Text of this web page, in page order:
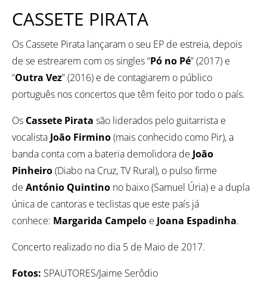
CASSETE PIRATA
Os Cassete Pirata lançaram o seu EP de estreia, depois
de se estrearem com os singles “Pó no Pé” (2017) e
“Outra Vez” (2016) e de contagiarem o público
português nos concertos que têm feito por todo o país.
Os Cassete Pirata são liderados pelo guitarrista e
vocalista João Firmino(mais conhecido como Pir), a
banda conta com a bateria demolidora de João
Pinheiro(Diabo na Cruz, TV Rural), o pulso firme
de António Quintino no baixo (Samuel Úria) e a dupla
única de cantoras e teclistas que este país já
conhece: Margarida Campelo e Joana Espadinha.
Concerto realizado no dia 5 de Maio de 2017.
Fotos: SPAUTORES/Jaime Serôdio